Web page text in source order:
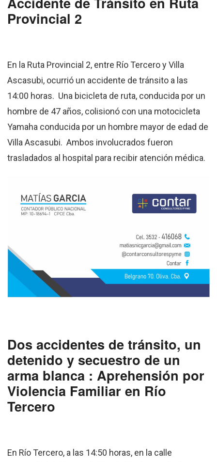
Provincial 2
En la Ruta Provincial 2, entre Río Tercero y Villa
Ascasubi, ocurrió un accidente de tránsito a las
14:00 horas. Una bicicleta de ruta, conducida por un
hombre de 47 años, colisionó con una motocicleta
Yamaha conducida por un hombre mayor de edad de
Villa Ascasubi. Ambos involucrados fueron
trasladados al hospital para recibir atención médica.
Dos accidentes de tránsito, un
detenido y secuestro de un
arma blanca : Aprehensión por
Violencia Familiar en Río
Tercero
En Río Tercero, a las 14:50 horas, en la calle